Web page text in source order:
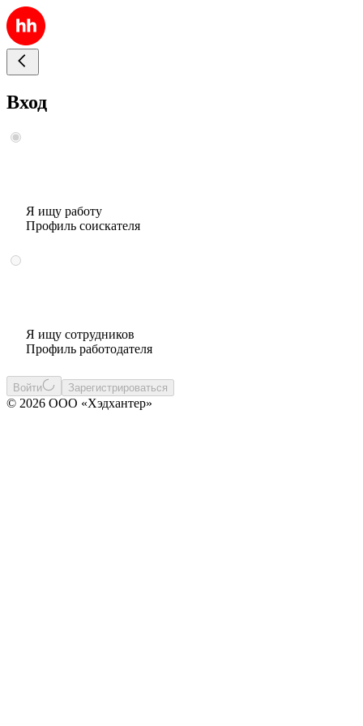
Вход
Я ищу работу
Профиль соискателя
Я ищу сотрудников
Профиль работодателя
Войти Зарегистрироваться
© 2026 ООО «Хэдхантер»